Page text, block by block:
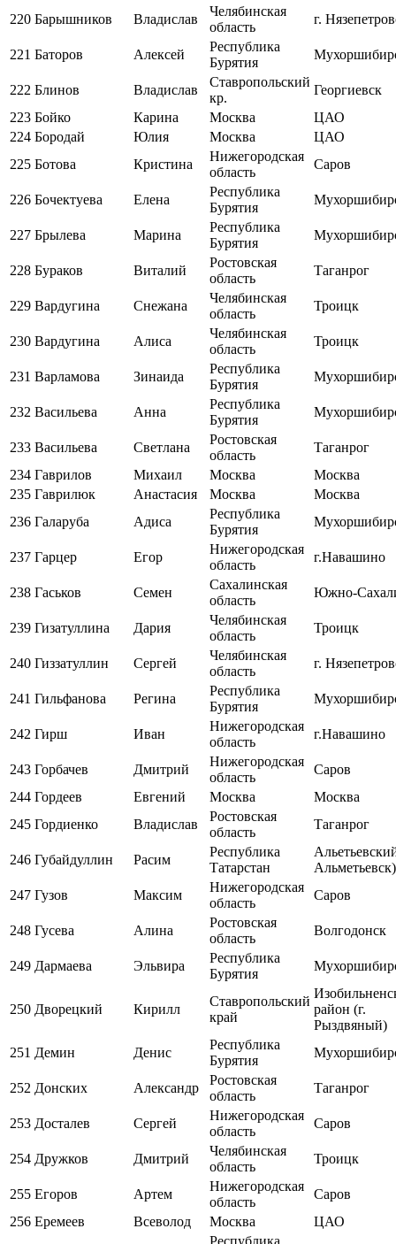
220 Барышников Владислав
Челябинская
область
г.
221 Баторов Алексей
Республика
Бурятия
222 Блинов Владислав
Ставропольский
кр.
Георгиевск
223 Бойко Карина Москва
ЦАО
224 Бородай Юлия Москва
ЦАО
225 Ботова Кристина
Нижегородская
область
Саров
226 Бочектуева Елена
Республика
Бурятия
227 Брылева Марина
Республика
Бурятия
228 Бураков Виталий
Ростовская
область
Таганрог
229 Вардугина Снежана
Челябинская
область
Троицк
230 Вардугина Алиса
Челябинская
область
Троицк
231 Варламова Зинаида
Республика
Бурятия
232 Васильева Анна
Республика
Бурятия
233 Васильева Светлана
Ростовская
область
Таганрог
234 Гаврилов Михаил Москва
Москва
235 Гаврилюк Анастасия Москва
Москва
236 Галаруба Адиса
Республика
Бурятия
237 Гарцер Егор
Нижегородская
область
г.Навашино
238 Гаськов Семен
Сахалинская
область
Южно-
239 Гизатуллина Дария
Челябинская
область
Троицк
240 Гиззатуллин Сергей
Челябинская
область
г.
241 Гильфанова Регина
Республика
Бурятия
242 Гирш Иван
Нижегородская
область
г.Навашино
243 Горбачев Дмитрий
Нижегородская
область
Саров
244 Гордеев Евгений Москва
Москва
245 Гордиенко Владислав
Ростовская
область
Таганрог
246 Губайдуллин Расим
Республика
Татарстан
Альметьевск)
247 Гузов Максим
Нижегородская
область
Саров
248 Гусева Алина
Ростовская
область
Волгодонск
249 Дармаева Эльвира
Республика
Бурятия
250 Дворецкий Кирилл
Ставропольский
край
район (г.
Рыздвяный)
251 Демин Денис
Республика
Бурятия
252 Донских Александр
Ростовская
область
Таганрог
253 Досталев Сергей
Нижегородская
область
Саров
254 Дружков Дмитрий
Челябинская
область
Троицк
255 Егоров Артем
Нижегородская
область
Саров
256 Еремеев Всеволод Москва
ЦАО
Республика